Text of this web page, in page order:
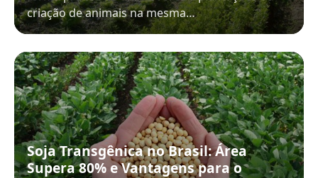
criação de animais na mesma…
Soja Transgênica no Brasil: Área
Supera 80% e Vantagens para o